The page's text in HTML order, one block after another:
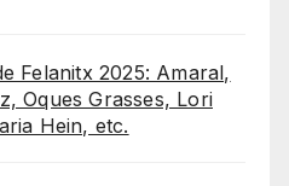
Felanitx 2025: Amaral,
Oques Grasses, Lori
Hein, etc.